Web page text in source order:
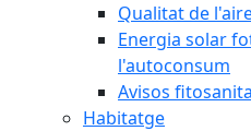
Qualitat de
Energia solar
l'autoconsum
Avisos
Habitatge